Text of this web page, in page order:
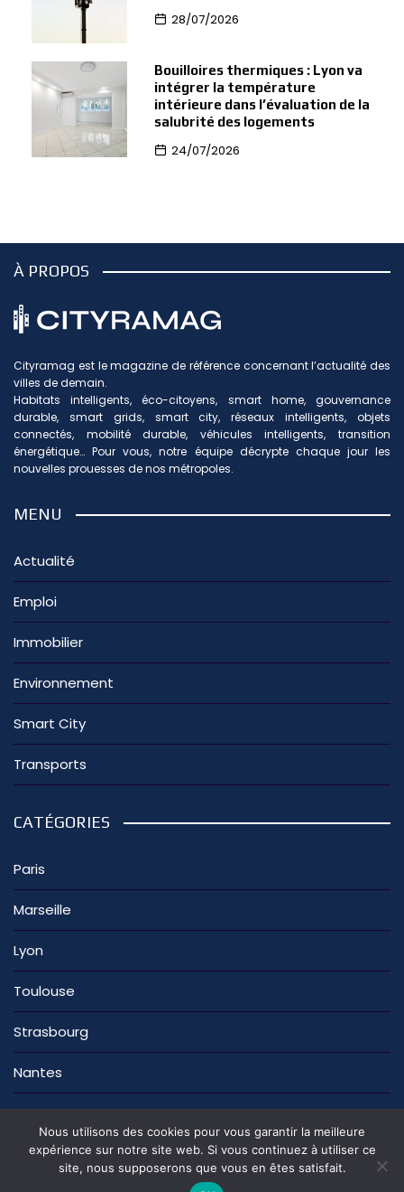
28/07/2026
Bouilloires thermiques : Lyon va
intégrer la température
intérieure dans l’évaluation de la
salubrité des logements
24/07/2026
À PROPOS
Cityramag est le magazine de référence concernant l’actualité des
villes de demain.
Habitats intelligents, éco-citoyens, smart home, gouvernance
durable, smart grids, smart city, réseaux intelligents, objets
connectés, mobilité durable, véhicules intelligents, transition
énergétique… Pour vous, notre équipe décrypte chaque jour les
nouvelles prouesses de nos métropoles.
MENU
Actualité
Emploi
Immobilier
Environnement
Smart City
Transports
CATÉGORIES
Paris
Marseille
Lyon
Toulouse
Strasbourg
Nantes
La rédaction Nous contacter
Mentions légales
Nous utilisons des cookies pour vous garantir la meilleure
expérience sur notre site web. Si vous continuez à utiliser ce
site, nous supposerons que vous en êtes satisfait.